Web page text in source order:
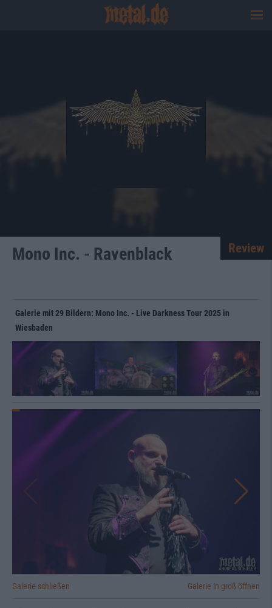
Mono Inc. - Ravenblack Review
Galerie mit 29 Bildern: Mono Inc. - Live Darkness Tour 2025 in
Wiesbaden
Galerie schließen Galerie in groß öffnen